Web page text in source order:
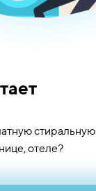
отеле?